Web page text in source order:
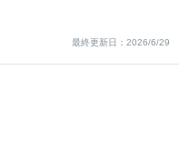
最終更新日：2026/6/29